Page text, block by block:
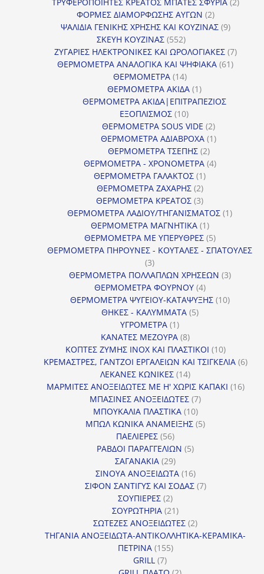
ΦΟΡΜΕΣ ΔΙΑΜΟΡΦΩΣΗΣ ΑΥΓΩΝ 22
προϊόντα
ΨΑΛΙΔΙΑ ΓΕΝΙΚΗΣ ΧΡΗΣΗΣ ΚΑΙ ΚΟΥΖΙΝΑΣ 99
ΣΚΕΥΗ ΚΟΥΖΙΝΑΣ 552552
προϊόντα
ΖΥΓΑΡΙΕΣ ΗΛΕΚΤΡΟΝΙΚΕΣ ΚΑΙ ΩΡΟΛΟΓΙΑΚΕΣ 77
ΘΕΡΜΟΜΕΤΡΑ ΑΝΑΛΟΓΙΚΑ ΚΑΙ ΨΗΦΙΑΚΑ 6161
ΘΕΡΜΟΜΕΤΡΑ 1414
προϊόντα
ΘΕΡΜΟΜΕΤΡΑ ΑΚΙΔΑ 11
προϊόν
ΘΕΡΜΟΜΕΤΡΑ ΑΚΙΔΑ|ΕΠΙΤΡΑΠΕΖΙΟΣ
ΕΞΟΠΛΙΣΜΟΣ 1010
προϊόντα
ΘΕΡΜΟΜΕΤΡΑ SOUS VIDE 22
προϊόντα
ΘΕΡΜΟΜΕΤΡΑ ΑΔΙΑΒΡΟΧΑ 11
ΘΕΡΜΟΜΕΤΡΑ ΤΣΕΠΗΣ 22
προϊόντα
ΘΕΡΜΟΜΕΤΡΑ - ΧΡΟΝΟΜΕΤΡΑ 44
ΘΕΡΜΟΜΕΤΡΑ ΓΑΛΑΚΤΟΣ 11
προϊόν
ΘΕΡΜΟΜΕΤΡΑ ΖΑΧΑΡΗΣ 22
προϊόντα
ΘΕΡΜΟΜΕΤΡΑ ΚΡΕΑΤΟΣ 33
προϊόντα
ΘΕΡΜΟΜΕΤΡΑ ΛΑΔΙΟΥ/ΤΗΓΑΝΙΣΜΑΤΟΣ 11
ΘΕΡΜΟΜΕΤΡΑ ΜΑΓΝΗΤΙΚΑ 11
προϊόν
ΘΕΡΜΟΜΕΤΡΑ ΜΕ ΥΠΕΡΥΘΡΕΣ 55
προϊόντα
ΘΕΡΜΟΜΕΤΡΑ ΠΗΡΟΥΝΕΣ - ΚΟΥΤΑΛΕΣ - ΣΠΑΤΟΥΛΕΣ
33
προϊόντα
ΘΕΡΜΟΜΕΤΡΑ ΠΟΛΛΑΠΛΩΝ ΧΡΗΣΕΩΝ 33
ΘΕΡΜΟΜΕΤΡΑ ΦΟΥΡΝΟΥ 44
προϊόντα
ΘΕΡΜΟΜΕΤΡΑ ΨΥΓΕΙΟΥ-ΚΑΤΑΨΥΞΗΣ 1010
ΘΗΚΕΣ - ΚΑΛΥΜΜΑΤΑ 55
ΥΓΡΟΜΕΤΡΑ 11
προϊόν
ΚΑΝΑΤΕΣ ΜΕΖΟΥΡΑ 88
προϊόντα
ΚΟΠΤΕΣ ΖΥΜΗΣ INOX ΚΑΙ ΠΛΑΣΤΙΚΟΙ 1010
προϊόντα
ΚΡΕΜΑΣΤΡΕΣ, ΓΑΝΤΖΟΙ ΕΡΓΑΛΕΙΩΝ ΚΑΙ ΤΣΙΓΚΕΛΙΑ 66
ΛΕΚΑΝΕΣ ΚΩΝΙΚΕΣ 1414
προϊόντα
ΜΑΡΜΙΤΕΣ ΑΝΟΞΕΙΔΩΤΕΣ ΜΕ Η' ΧΩΡΙΣ ΚΑΠΑΚΙ 1616
ΜΠΑΣΙΝΕΣ ΑΝΟΞΕΙΔΩΤΕΣ 77
ΜΠΟΥΚΑΛΙΑ ΠΛΑΣΤΙΚΑ 1010
προϊόντα
ΜΠΩΛ ΚΩΝΙΚΑ ΑΝΑΜΕΙΞΗΣ 55
ΠΑΕΛΙΕΡΕΣ 5656
προϊόντα
ΡΑΒΔΟΙ ΠΑΡΑΓΓΕΛΙΩΝ 55
ΣΑΓΑΝΑΚΙΑ 2929
προϊόντα
ΣΙΝΟΥΑ ΑΝΟΞΕΙΔΩΤΑ 1616
προϊόντα
ΣΙΦΟΝ ΣΑΝΤΙΓΥΣ ΚΑΙ ΣΟΔΑΣ 77
ΣΟΥΠΙΕΡΕΣ 22
προϊόντα
ΣΟΥΡΩΤΗΡΙΑ 2121
προϊόντα
ΣΩΤΕΖΕΣ ΑΝΟΞΕΙΔΩΤΕΣ 22
προϊόντα
ΤΗΓΑΝΙΑ ΑΝΟΞΕΙΔΩΤΑ-ΑΝΤΙΚΟΛΛΗΤΙΚΑ-ΚΕΡΑΜΙΚΑ-
ΠΕΤΡΙΝΑ 155155
GRILL 77